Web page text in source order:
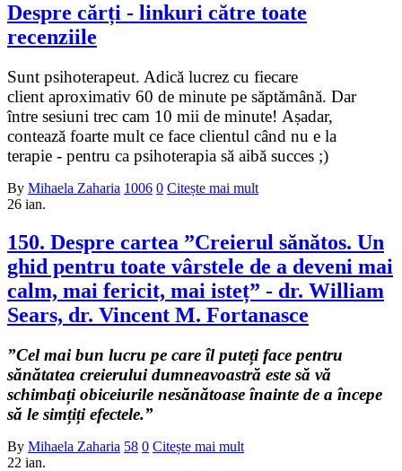
Despre cărți - linkuri către toate
recenziile
Sunt psihoterapeut. Adică lucrez cu fiecare
client aproximativ 60 de minute pe săptămână. Dar
între sesiuni trec cam 10 mii de minute! Așadar,
contează foarte mult ce face clientul când nu e la
terapie - pentru ca psihoterapia să aibă succes ;)
By Mihaela Zaharia 1006 0 Citește mai mult
26 ian.
150. Despre cartea ”Creierul sănătos. Un
ghid pentru toate vârstele de a deveni mai
calm, mai fericit, mai isteț” - dr. William
Sears, dr. Vincent M. Fortanasce
”Cel mai bun lucru pe care îl puteți face pentru
sănătatea creierului dumneavoastră este să vă
schimbați obiceiurile nesănătoase înainte de a începe
să le simțiți efectele.”
By Mihaela Zaharia 58 0 Citește mai mult
22 ian.